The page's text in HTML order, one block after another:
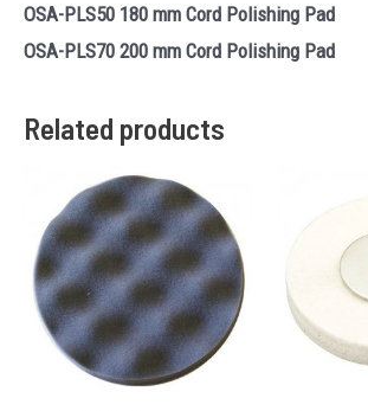
OSA-PLS50 180 mm Cord Polishing Pad
OSA-PLS70 200 mm Cord Polishing Pad
Related products